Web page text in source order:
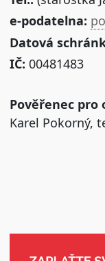
e-podatelna:
Datová
IČ: 00481483
Pověřenec pro
Karel Pokorný,